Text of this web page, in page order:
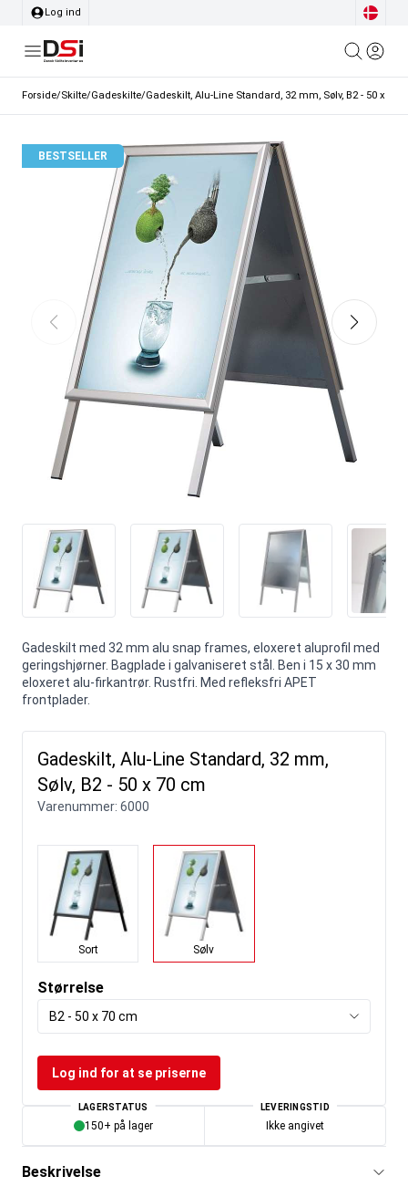
Log ind
Forside/Skilte/Gadeskilte/Gadeskilt, Alu-Line Standard, 32 mm, Sølv, B2 - 50 x 70
BESTSELLER
Gadeskilt med 32 mm alu snap frames, eloxeret aluprofil med
geringshjørner. Bagplade i galvaniseret stål. Ben i 15 x 30 mm
eloxeret alu-firkantrør. Rustfri. Med refleksfri APET
frontplader.
Gadeskilt, Alu-Line Standard, 32 mm,
Sølv, B2 - 50 x 70 cm
Varenummer: 6000
Sort Sølv
Størrelse
B2 - 50 x 70 cm
Log ind for at se priserne
LAGERSTATUS
150+ på lager
LEVERINGSTID
Ikke angivet
Beskrivelse